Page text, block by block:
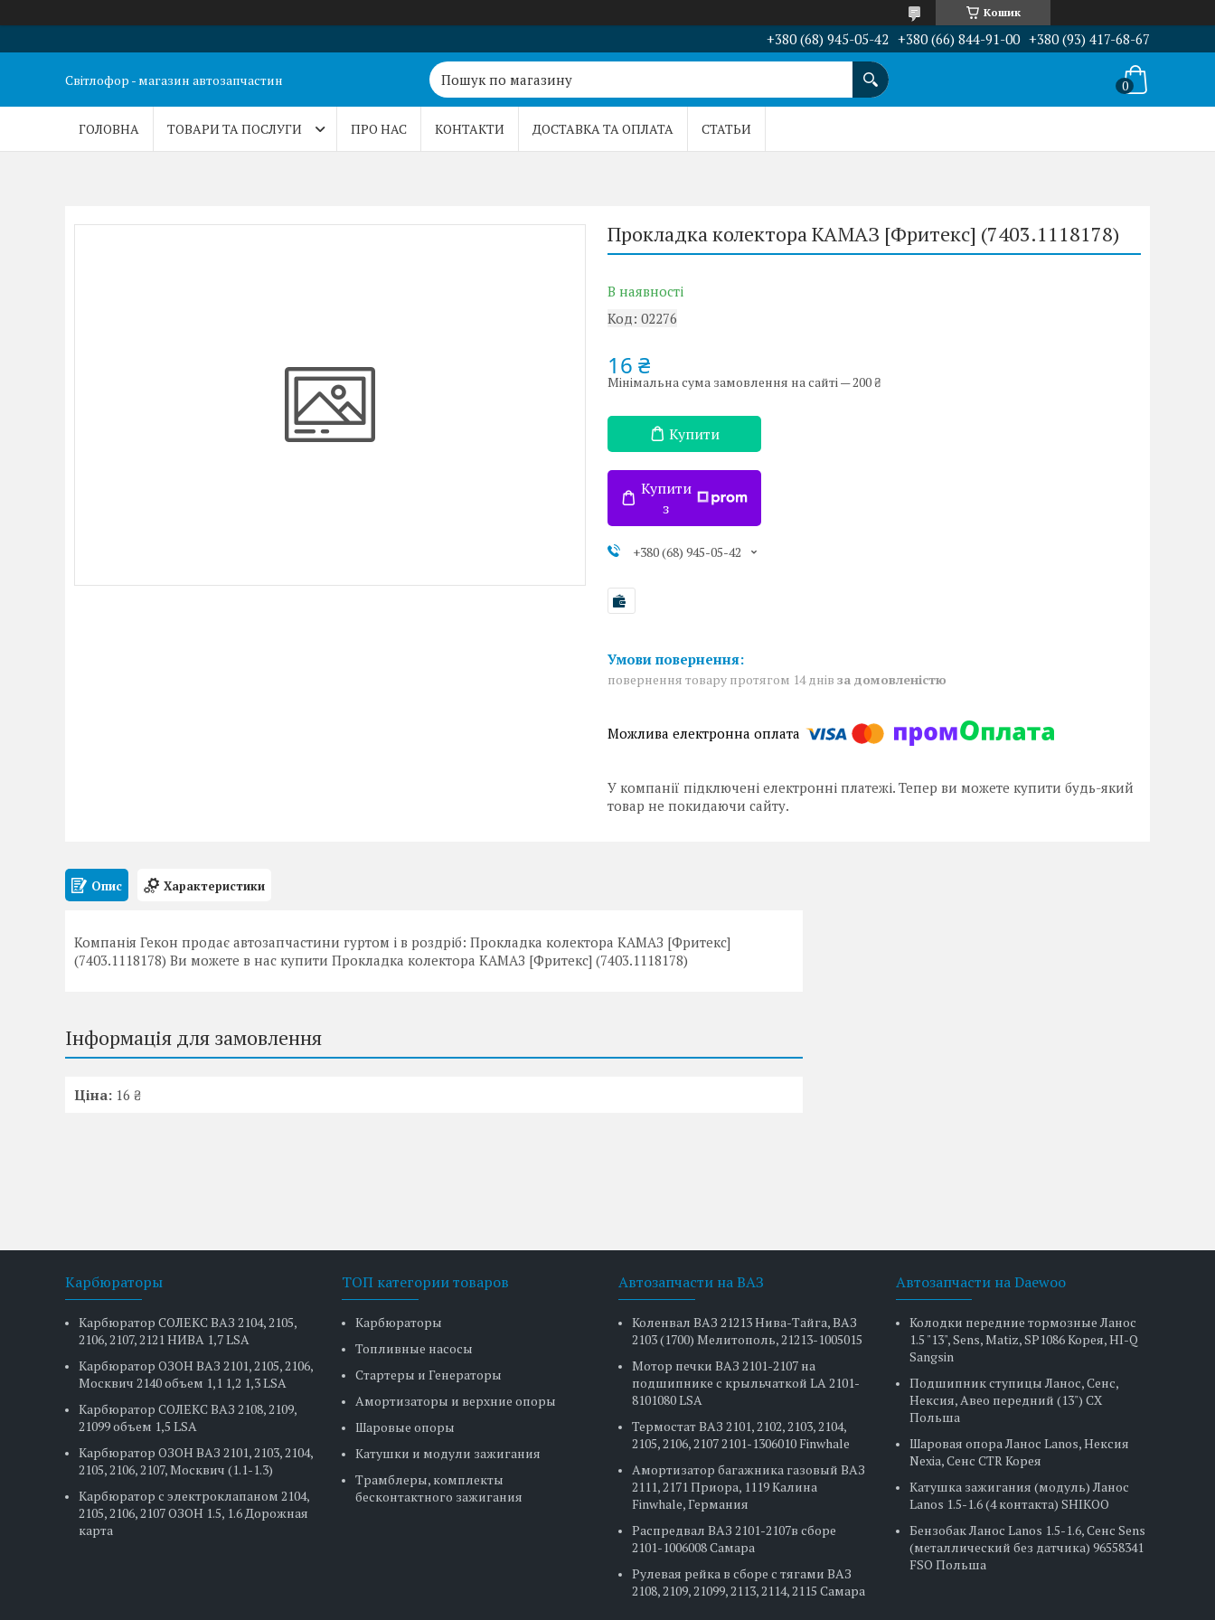
Кошик
+380 (68) 945-05-42 +380 (66) 844-91-00 +380 (93) 417-68-67
Світлофор - магазин автозапчастин
ГОЛОВНА ТОВАРИ ТА ПОСЛУГИ ПРО НАС КОНТАКТИ ДОСТАВКА ТА ОПЛАТА СТАТЬИ
Прокладка колектора КАМАЗ [Фритекс] (7403.1118178)
В наявності
Код: 02276
16 ₴
Мінімальна сума замовлення на сайті — 200 ₴
Купити
Купити
з
+380 (68) 945-05-42
повернення товару протягом 14 днів за домовленістю
У компанії підключені електронні платежі. Тепер ви можете купити будь-який
товар не покидаючи сайту.
Опис Характеристики
Компанія Гекон продає автозапчастини гуртом і в роздріб: Прокладка колектора КАМАЗ [Фритекс]
(7403.1118178) Ви можете в нас купити Прокладка колектора КАМАЗ [Фритекс] (7403.1118178)
Інформація для замовлення
Ціна: 16 ₴
Карбюраторы
Карбюратор СОЛЕКС ВАЗ 2104, 2105,
2106, 2107, 2121 НИВА 1,7 LSA
Карбюратор ОЗОН ВАЗ 2101, 2105, 2106,
Москвич 2140 объем 1,1 1,2 1,3 LSA
Карбюратор СОЛЕКС ВАЗ 2108, 2109,
21099 объем 1,5 LSA
Карбюратор ОЗОН ВАЗ 2101, 2103, 2104,
2105, 2106, 2107, Москвич (1.1-1.3)
Карбюратор с электроклапаном 2104,
2105, 2106, 2107 ОЗОН 1.5, 1.6 Дорожная
карта
ТОП категории товаров
Карбюраторы
Топливные насосы
Стартеры и Генераторы
Амортизаторы и верхние опоры
Шаровые опоры
Катушки и модули зажигания
Трамблеры, комплекты
бесконтактного зажигания
Автозапчасти на ВАЗ
Коленвал ВАЗ 21213 Нива-Тайга, ВАЗ
2103 (1700) Мелитополь, 21213-1005015
Мотор печки ВАЗ 2101-2107 на
подшипнике с крыльчаткой LA 2101-
8101080 LSA
Термостат ВАЗ 2101, 2102, 2103, 2104,
2105, 2106, 2107 2101-1306010 Finwhale
Амортизатор багажника газовый ВАЗ
2111, 2171 Приора, 1119 Калина
Finwhale, Германия
Распредвал ВАЗ 2101-2107в сборе
2101-1006008 Самара
Рулевая рейка в сборе с тягами ВАЗ
2108, 2109, 21099, 2113, 2114, 2115 Самара
Автозапчасти на Daewoo
Колодки передние тормозные Ланос
1.5 "13", Sens, Matiz, SP1086 Корея, HI-Q
Sangsin
Подшипник ступицы Ланос, Сенс,
Нексия, Авео передний (13") CX
Польша
Шаровая опора Ланос Lanos, Нексия
Nexia, Сенс CTR Корея
Катушка зажигания (модуль) Ланос
Lanos 1.5-1.6 (4 контакта) SHIKOO
Бензобак Ланос Lanos 1.5-1.6, Сенс Sens
(металлический без датчика) 96558341
FSO Польша